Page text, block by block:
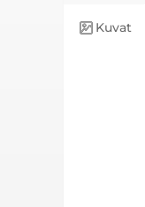
Kuvat